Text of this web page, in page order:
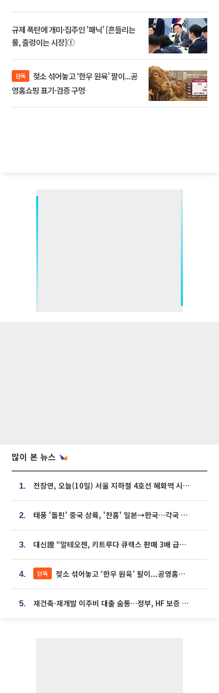
규제 폭탄에 개미·집주인 '패닉' [흔들리는
룰, 출렁이는 시장]①
단독
영홈쇼핑 표기·검증 구멍
많이 본 뉴스
1. 전장연, 오늘(10일) 서울 지하철 4호선 혜화역 시위…1호선 용산역 무정차
2. 태풍 '돌핀' 중국 상륙, '찬홈' 일본→한국…각국 기상청 예상 경로는?
3. 대신證 “알테오젠, 키트루다 큐렉스 판매 3배 급증…목표가 41만원 상향”
4. 단독 젖소 섞어놓고 ‘한우 원육’ 팔이...공영홈쇼핑 표기·검증 구멍
5. 재건축·재개발 이주비 대출 숨통…정부, HF 보증 신설 추진